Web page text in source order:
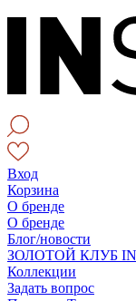
Вход
Корзина
О бренде
О бренде
Блог/новости
ЗОЛОТОЙ КЛУБ
Коллекции
Задать вопрос